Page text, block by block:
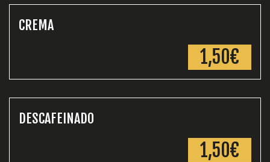
CREMA
1,50€
DESCAFEINADO
1,50€